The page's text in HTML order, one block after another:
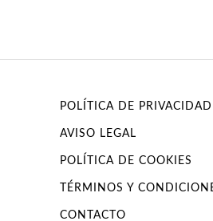
POLÍTICA DE PRIVACIDAD
AVISO LEGAL
POLÍTICA DE COOKIES
TÉRMINOS Y
CONTACTO